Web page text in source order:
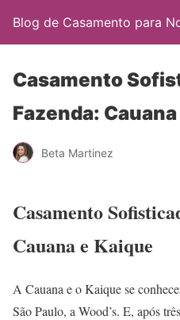
Blog de Casamento para
Casamento
Fazenda:
Beta Martinez
Casamento
Cauana e Kaique
A Cauana e o Kaique se
São Paulo, a Wood’s. E, após